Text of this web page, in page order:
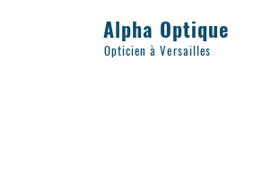
Alpha Optique
Opticien à Versailles